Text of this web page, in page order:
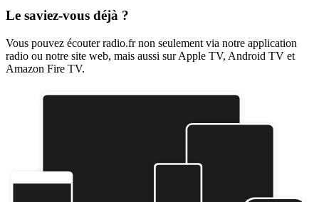
Le saviez-vous déjà ?
Vous pouvez écouter radio.fr non seulement via notre application
radio ou notre site web, mais aussi sur Apple TV, Android TV et
Amazon Fire TV.